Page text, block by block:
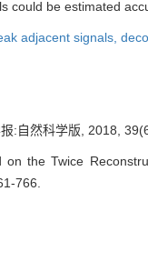
could be estimated
adjacent signals,
:自然科学版, 2018,
the Twice
766.